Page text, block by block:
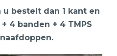
bestelt dan 1 kant en
4 banden + 4 TMPS